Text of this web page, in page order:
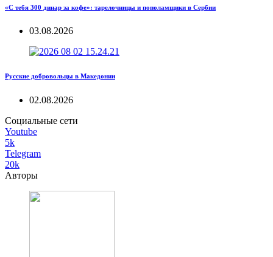
«С тебя 300 динар за кофе»: тарелочницы и пополамщики в Сербии
03.08.2026
Русские добровольцы в Македонии
02.08.2026
Социальные сети
Youtube
5k
Telegram
20k
Авторы